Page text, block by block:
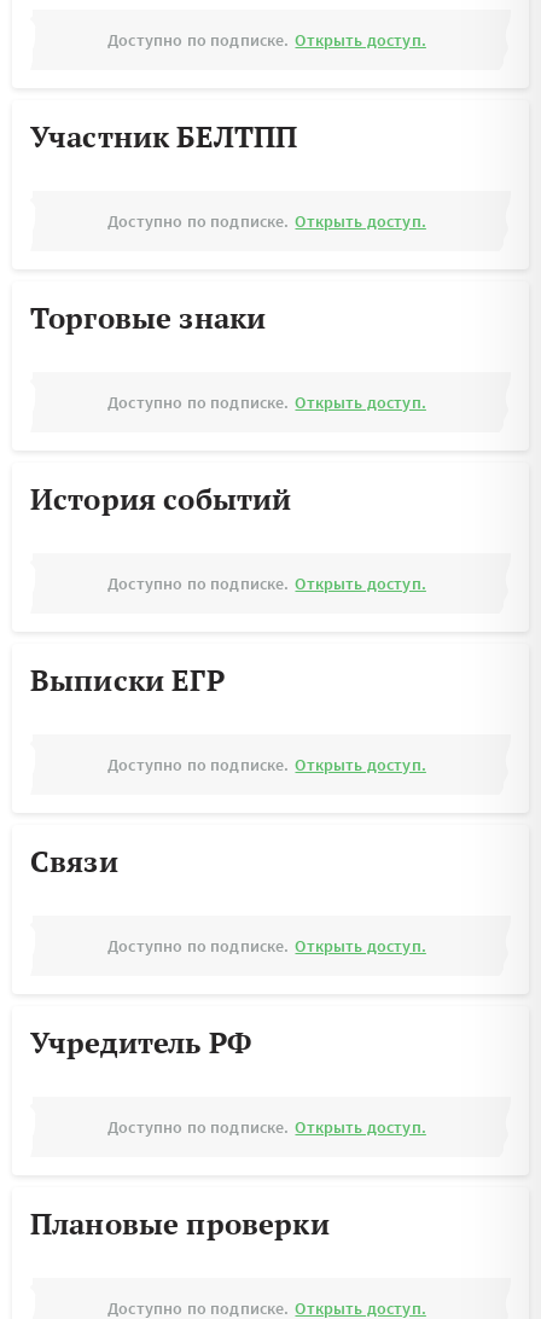
Доступно по подписке. Открыть доступ.
Участник БЕЛТПП
Доступно по подписке. Открыть доступ.
Торговые знаки
Доступно по подписке. Открыть доступ.
История событий
Доступно по подписке. Открыть доступ.
Выписки ЕГР
Доступно по подписке. Открыть доступ.
Связи
Доступно по подписке. Открыть доступ.
Учредитель РФ
Доступно по подписке. Открыть доступ.
Плановые проверки
Доступно по подписке. Открыть доступ.